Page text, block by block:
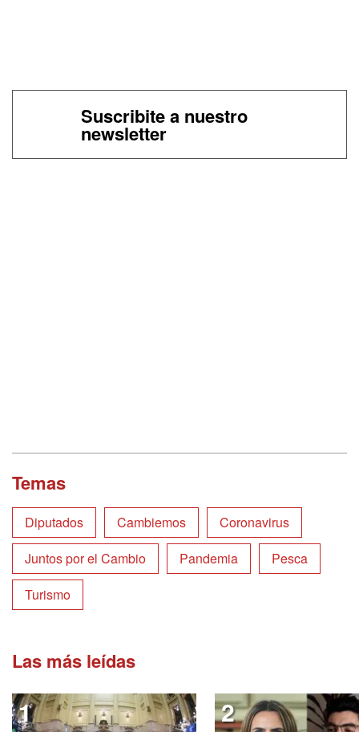
Suscribite a nuestro
newsletter
Temas
Diputados Cambiemos
Coronavirus
Juntos por el Cambio
Pandemia
Pesca
Turismo
Las más leídas